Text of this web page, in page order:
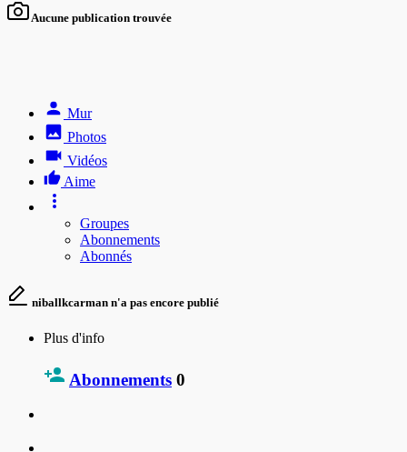
Aucune publication trouvée
Mur
Photos
Vidéos
Aime
Groupes
Abonnements
Abonnés
niballkcarman n'a pas encore publié
Plus d'info
Abonnements 0